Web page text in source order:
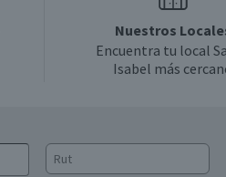
Nuestros
Encuentra tu local
Isabel más